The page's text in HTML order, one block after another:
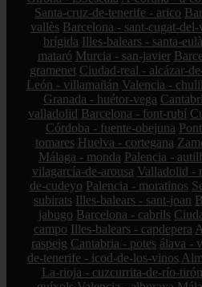
Santa-cruz-de-tenerife - arico
vallès Barcelona - sant-cugat-del-
brígida Illes-balears - santa-
mataró Murcia - san-javier
gramenet Ciudad-real - alcázar-
León - villamañán Valencia -
Granada - huétor-vega
valladolid Barcelona - font-rubí
Córdoba - fuente-obejuna
tomares Huelva - cortegana
Málaga - monda Palencia -
vilagarcía-de-arousa Valladolid -
de-cudeyo Palencia - moratinos
subirats Illes-balears - sant-joan
jabugo Barcelona - cabrils
campo Illes-balears - capdepera
raspeig Cantabria - potes álava -
de-tenerife - icod-de-los-vinos
La-rioja - cuzcurrita-de-río-tirón